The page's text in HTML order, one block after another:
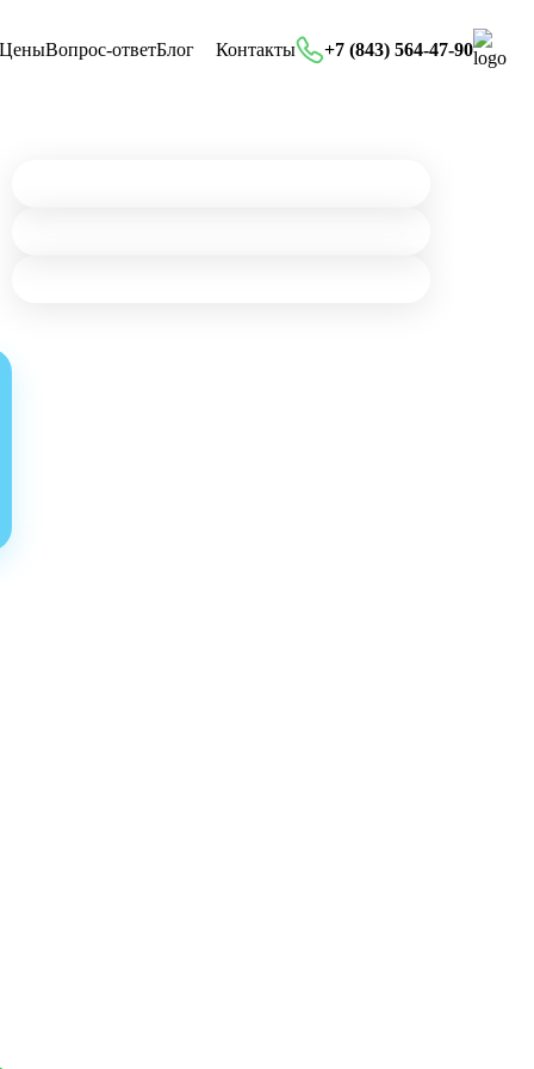
ЦеныВопрос-ответБлог Контакты +7 (843) 564-47-90